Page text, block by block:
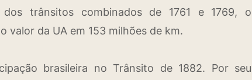
trânsitos combinados de 1761 e 1769, o
valor da UA em 153 milhões de km.
brasileira no Trânsito de 1882. Por seu